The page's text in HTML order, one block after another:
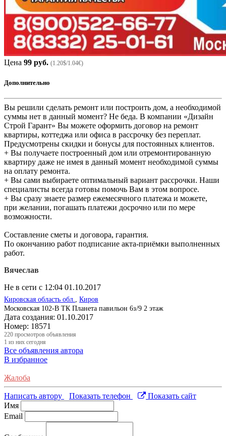
Цена 99 руб. (1.20$/1.04€)
Дополнительно
Вы решили сделать ремонт или построить дом, а необходимой
суммы нет в данный момент? Не беда. В компании «Дизайн
Строй Гарант» Вы можете оформить договор на ремонт
квартиры, коттеджа или офиса в рассрочку без переплат.
Предусмотрены скидки и бонусы для постоянных клиентов.
+ Вы получаете построенный дом или отремонтированную
квартиру даже не имея в данный момент необходимой суммы
на оплату ремонта.
+ Вы сами выбираете оптимальный вариант рассрочки. Наши
специалисты всегда готовы помочь Вам в этом вопросе.
+ Вы сразу знаете размер ежемесячного платежа и можете,
при желании, погашать платежи досрочно или по мере
возможности.
Составление сметы и договора, гарантия.
По окончанию работ подписание акта-приёмки выполненных
работ.
Вячеслав
Не в сети с 12:04 01.10.2017
Кировская область обл.
Киров
Московская 102-В ТК Планета павильон 6з/9 2 этаж
Дата создания: 01.10.2017
Номер: 18571
220 просмотров объявления
1 из них сегодня
Все объявления автора
В избранное
Жалоба
Написать автору Показать телефон
Показать сайт
Имя
Email